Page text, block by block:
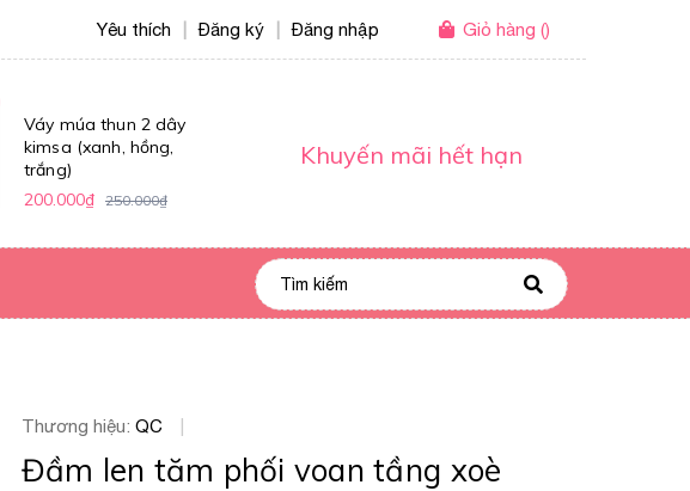
Yêu thích Đăng ký Đăng nhập Giỏ hàng ()
Váy múa thun 2 dây
kimsa (xanh, hồng,
trắng)
200.000₫ 250.000₫
Khuyến mãi hết hạn
Thương hiệu: QC
Đầm len tăm phối voan tầng xoè